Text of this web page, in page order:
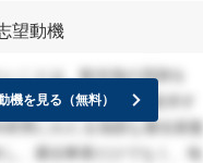
の生活を根本から支える存
代サービスの提案に関わ
ル化を推進し、誰もが安心
に貢献したいです。
望動機
ことは、観光地の混雑を
で楽しい旅行体験を提供す
府県にわたる強固な通信基盤
し、通信事業だけでなく、地
機を見る（無料）